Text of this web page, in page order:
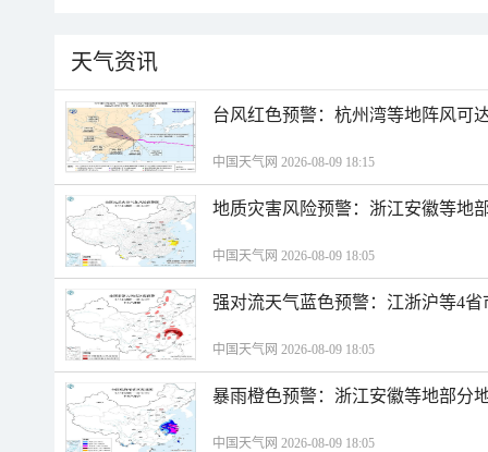
天气资讯
台风红色预警：杭州湾等地阵风可
中国天气网 2026-08-09 18:15
地质灾害风险预警：浙江安徽等地
中国天气网 2026-08-09 18:05
强对流天气蓝色预警：江浙沪等4
中国天气网 2026-08-09 18:05
暴雨橙色预警：浙江安徽等地部分
中国天气网 2026-08-09 18:05